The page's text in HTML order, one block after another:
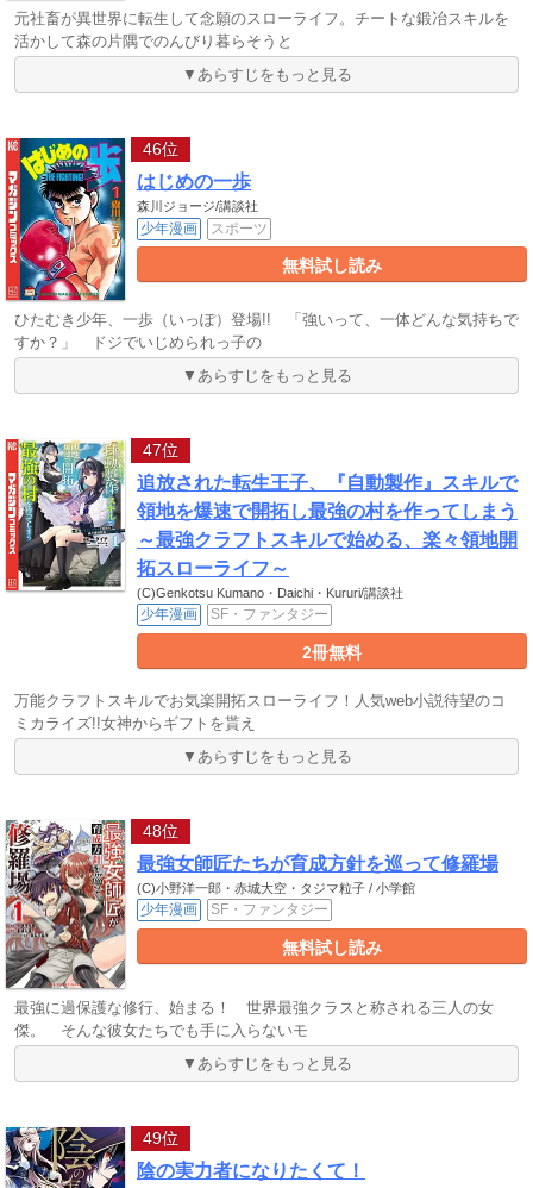
元社畜が異世界に転生して念願のスローライフ。チートな鍛冶スキルを
活かして森の片隅でのんびり暮らそうと
▼あらすじをもっと見る
46位
はじめの一歩
森川ジョージ/講談社
少年漫画 スポーツ
無料試し読み
ひたむき少年、一歩（いっぽ）登場!! 「強いって、一体どんな気持ちで
すか？」 ドジでいじめられっ子の
▼あらすじをもっと見る
47位
追放された転生王子、『自動製作』スキルで
領地を爆速で開拓し最強の村を作ってしまう
～最強クラフトスキルで始める、楽々領地開
拓スローライフ～
(C)Genkotsu Kumano・Daichi・Kururi/講談社
少年漫画 SF・ファンタジー
2冊無料
万能クラフトスキルでお気楽開拓スローライフ！人気web小説待望のコ
ミカライズ!!女神からギフトを貰え
▼あらすじをもっと見る
48位
最強女師匠たちが育成方針を巡って修羅場
(C)小野洋一郎・赤城大空・タジマ粒子 / 小学館
少年漫画 SF・ファンタジー
無料試し読み
最強に過保護な修行、始まる！ 世界最強クラスと称される三人の女
傑。 そんな彼女たちでも手に入らないモ
▼あらすじをもっと見る
49位
陰の実力者になりたくて！